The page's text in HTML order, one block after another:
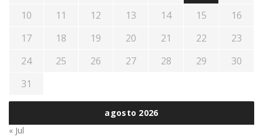
agosto 2026
10
11 12 13 14 15
16
17
18 19 20 21 22
23
24
25 26 27 28 29
30
31
« Jul